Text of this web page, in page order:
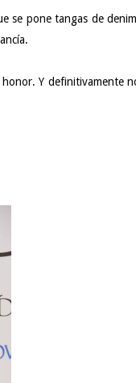
se ponetangas de denim
.
Y definitivamente